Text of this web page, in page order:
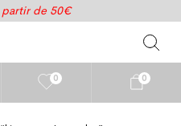
partir de 50€
0 0